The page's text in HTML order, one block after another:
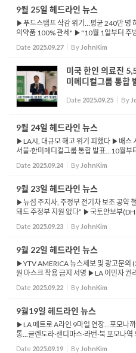
9월 25일 헤드라인 뉴스
▶푸드스탬프 삭감 위기…평균 240만 명
의약품 100% 관세" ▶"10월 1일부터 주
럼프 "10월 1일부터 외국산 대형트럭에
컨벤션 센...
Date 2025.09.27 By JohnKim
미국 한인 의료진
미메디컬그룹 통합
Date 2025.09.25 By
9월 24일 헤드라인 뉴스
▶LA시, 대규모 해고 위기 피했다 ▶배스
서울·한미메디컬그룹 통합 발표…10월
최대 1년간 모기지 감면 혜택 ▶US뉴스,
ddo...
Date 2025.09.24 By JohnKim
9월 23일 헤드라인 뉴스
▶뉴섬 주지사, 주정부 전기차 보조 공약
돼도 주정부 지원 없다” ▶국토안보부
수하지 않을 것 밝혀 ▶DHS, 가족 정보 유
Date 2025.09.23 By JohnKim
9월 22일 헤드라인 뉴스
▶YTV AMERICA 뉴스제보 및 광고문
원 마스크 착용 금지 서명 ▶LA 이민자 권
대 동원해 ▶트럼프 행정부, 사회보장 은
가입·탈퇴 ...
Date 2025.09.22 By JohnKim
9월19일 헤드라인 뉴스
▶LA 메트로 A라인 9마일 연장...포모나
통...글렌도라·샌디마스·라번·북 포모나
통 인프라 확대 ▶포모나, 대규모 마약·
Date 2025.09.19 By JohnKim